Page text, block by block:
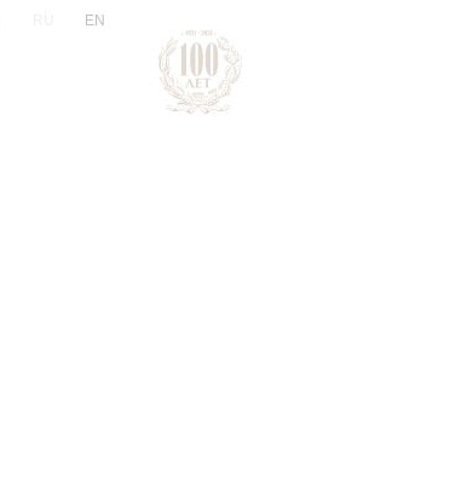
EN